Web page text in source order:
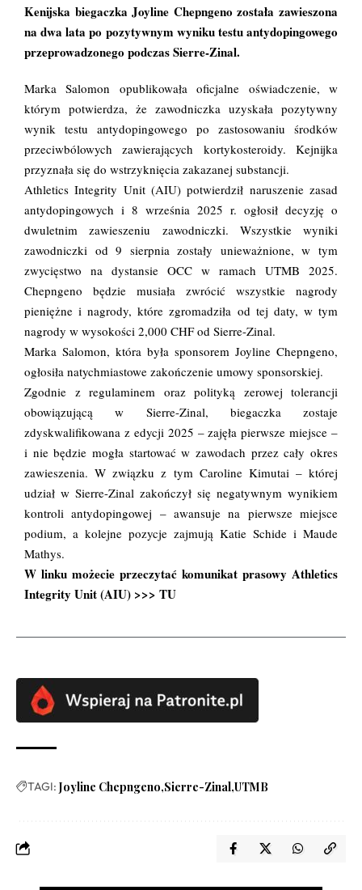
Kenijska biegaczka Joyline Chepngeno została zawieszona
na dwa lata po pozytywnym wyniku testu antydopingowego
przeprowadzonego podczas Sierre-Zinal.
Marka Salomon opublikowała oficjalne oświadczenie, w
którym potwierdza, że zawodniczka uzyskała pozytywny
wynik testu antydopingowego po zastosowaniu środków
przeciwbólowych zawierających kortykosteroidy. Kejnijka
przyznała się do wstrzyknięcia zakazanej substancji.
Athletics Integrity Unit (AIU) potwierdził naruszenie zasad
antydopingowych i 8 września 2025 r. ogłosił decyzję o
dwuletnim zawieszeniu zawodniczki. Wszystkie wyniki
zawodniczki od 9 sierpnia zostały unieważnione, w tym
zwycięstwo na dystansie OCC w ramach UTMB 2025.
Chepngeno będzie musiała zwrócić wszystkie nagrody
pieniężne i nagrody, które zgromadziła od tej daty, w tym
nagrody w wysokości 2,000 CHF od Sierre-Zinal.
Marka Salomon, która była sponsorem Joyline Chepngeno,
ogłosiła natychmiastowe zakończenie umowy sponsorskiej.
Zgodnie z regulaminem oraz polityką zerowej tolerancji
obowiązującą w Sierre-Zinal, biegaczka zostaje
zdyskwalifikowana z edycji 2025 – zajęła pierwsze miejsce –
i nie będzie mogła startować w zawodach przez cały okres
zawieszenia. W związku z tym Caroline Kimutai – której
udział w Sierre-Zinal zakończył się negatywnym wynikiem
kontroli antydopingowej – awansuje na pierwsze miejsce
podium, a kolejne pozycje zajmują Katie Schide i Maude
Mathys.
W linku możecie przeczytać komunikat prasowy Athletics
Integrity Unit (AIU) >>> TU
TAGI: Joyline Chepngeno Sierre-Zinal UTMB